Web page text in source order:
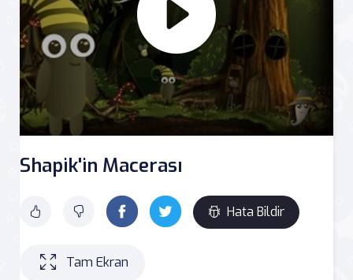
Shapik'in Macerası
Hata Bildir
Tam Ekran